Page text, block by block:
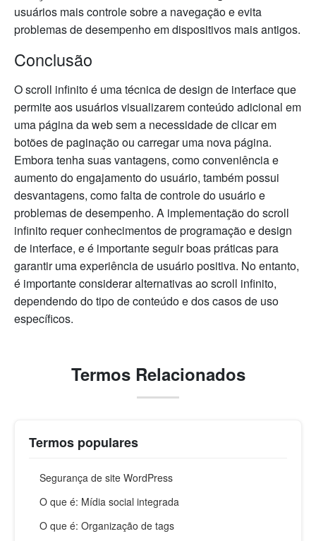
usuários mais controle sobre a navegação e evita
problemas de desempenho em dispositivos mais antigos.
Conclusão
O scroll infinito é uma técnica de design de interface que
permite aos usuários visualizarem conteúdo adicional em
uma página da web sem a necessidade de clicar em
botões de paginação ou carregar uma nova página.
Embora tenha suas vantagens, como conveniência e
aumento do engajamento do usuário, também possui
desvantagens, como falta de controle do usuário e
problemas de desempenho. A implementação do scroll
infinito requer conhecimentos de programação e design
de interface, e é importante seguir boas práticas para
garantir uma experiência de usuário positiva. No entanto,
é importante considerar alternativas ao scroll infinito,
dependendo do tipo de conteúdo e dos casos de uso
específicos.
Termos Relacionados
Termos populares
Segurança de site WordPress
O que é: Mídia social integrada
O que é: Organização de tags